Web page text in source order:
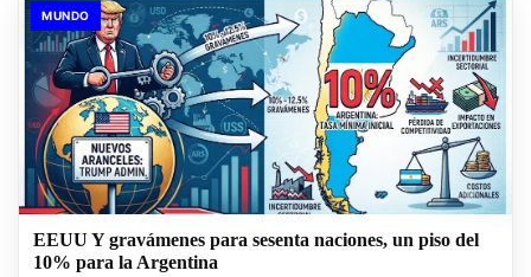
MUNDO
EEUU Y gravámenes para sesenta naciones, un piso del
10% para la Argentina